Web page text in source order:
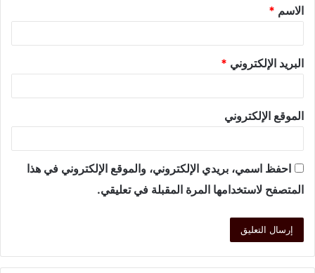
الاسم *
البريد الإلكتروني *
الموقع الإلكتروني
احفظ اسمي، بريدي الإلكتروني، والموقع الإلكتروني في هذا
المتصفح لاستخدامها المرة المقبلة في تعليقي.